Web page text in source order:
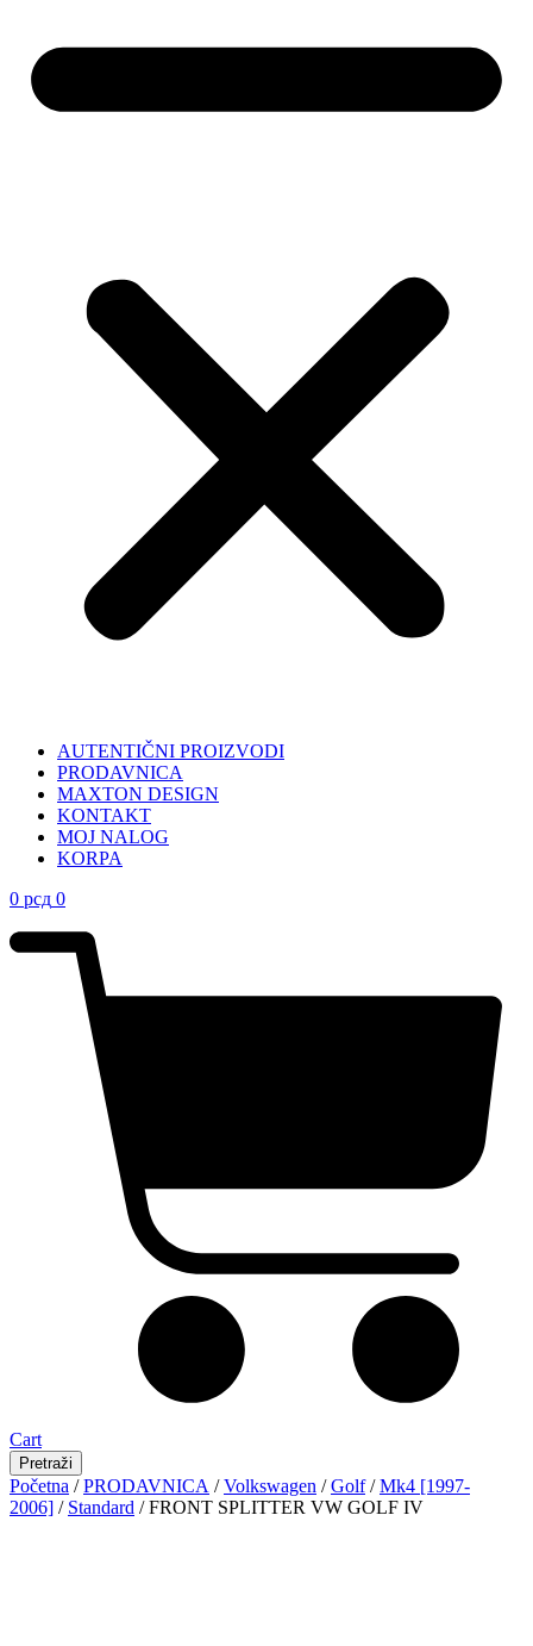
AUTENTIČNI PROIZVODI
PRODAVNICA
MAXTON DESIGN
KONTAKT
MOJ NALOG
KORPA
0 рсд 0
Cart
Pretraži
Početna /PRODAVNICA /Volkswagen /Golf/Mk4 [1997-
2006] / Standard / FRONT SPLITTER VW GOLF IV